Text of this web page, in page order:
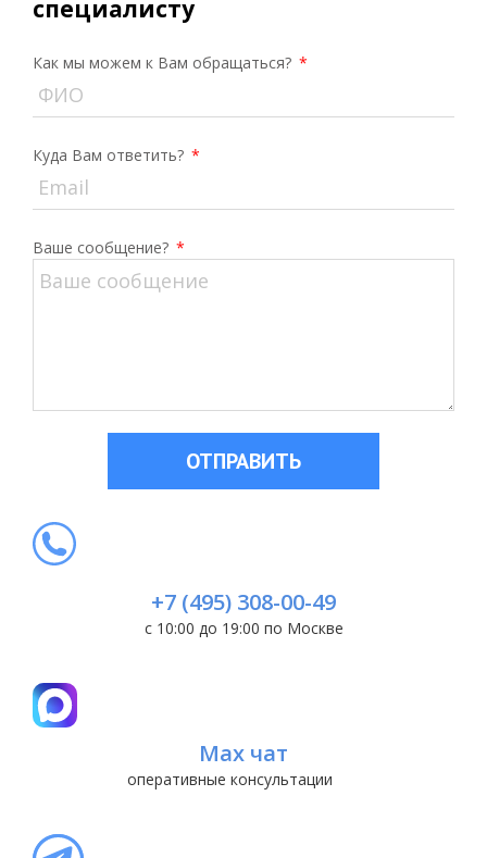
специалисту
Как мы можем к Вам обращаться? *
Куда Вам ответить? *
Ваше сообщение? *
ОТПРАВИТЬ
+7 (495) 308-00-49
с 10:00 до 19:00 по Москве
Max чат
оперативные консультации